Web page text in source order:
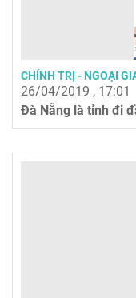
CHÍNH TRỊ - NGOẠI
26/04/2019 , 17:01
Đà Nẵng là tỉnh đi